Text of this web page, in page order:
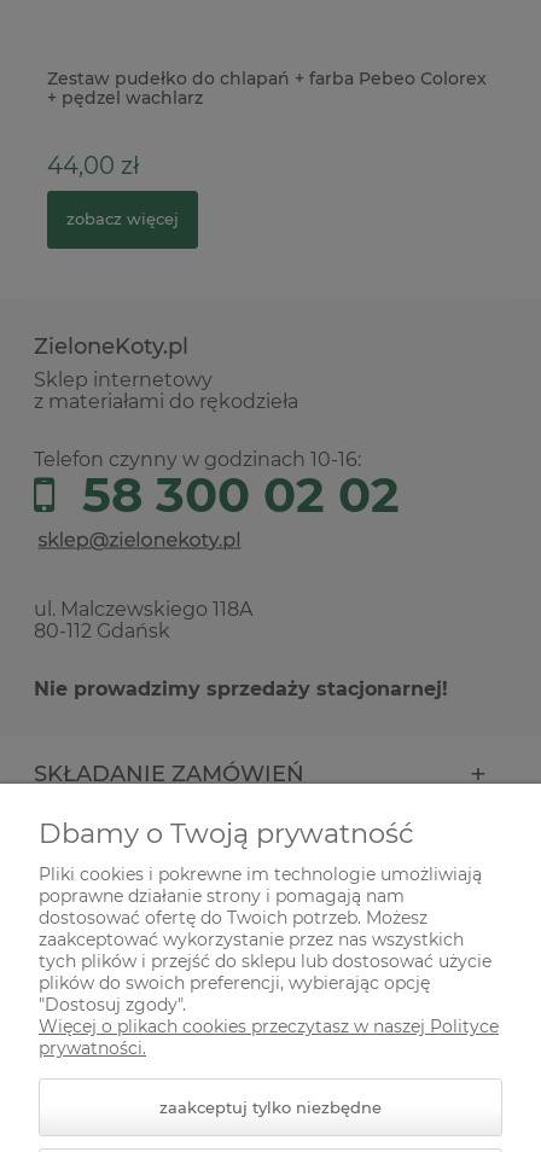
Zestaw pudełko do chlapań + farba Pebeo Colorex
+ pędzel wachlarz
44,00 zł
zobacz więcej
ZieloneKoty.pl
Sklep internetowy
z materiałami do rękodzieła
Telefon czynny w godzinach 10-16:
58 300 02 02
ul. Malczewskiego 118A
80-112 Gdańsk
Nie prowadzimy sprzedaży stacjonarnej!
SKŁADANIE ZAMÓWIEŃ
INFORMACJE
ODWIEDŹ NAS NA
Dbamy o Twoją prywatność
Pliki cookies i pokrewne im technologie umożliwiają
poprawne działanie strony i pomagają nam
dostosować ofertę do Twoich potrzeb. Możesz
zaakceptować wykorzystanie przez nas wszystkich
tych plików i przejść do sklepu lub dostosować użycie
plików do swoich preferencji, wybierając opcję
"Dostosuj zgody".
Więcej o plikach cookies przeczytasz w naszej Polityce
prywatności.
zaakceptuj tylko niezbędne